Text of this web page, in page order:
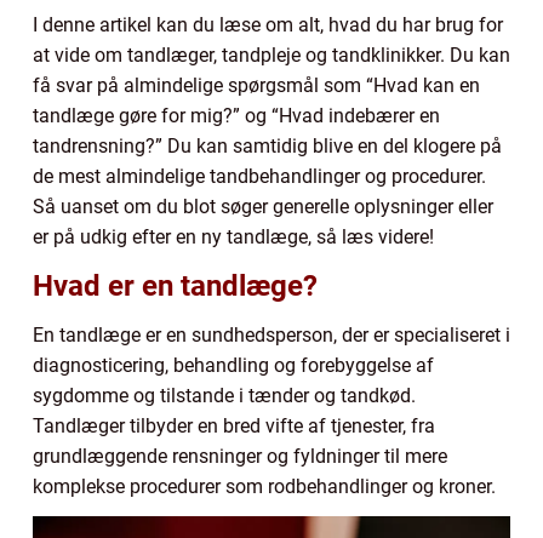
I denne artikel kan du læse om alt, hvad du har brug for
at vide om tandlæger, tandpleje og tandklinikker. Du kan
få svar på almindelige spørgsmål som “Hvad kan en
tandlæge gøre for mig?” og “Hvad indebærer en
tandrensning?” Du kan samtidig blive en del klogere på
de mest almindelige tandbehandlinger og procedurer.
Så uanset om du blot søger generelle oplysninger eller
er på udkig efter en ny tandlæge, så læs videre!
Hvad er en tandlæge?
En tandlæge er en sundhedsperson, der er specialiseret i
diagnosticering, behandling og forebyggelse af
sygdomme og tilstande i tænder og tandkød.
Tandlæger tilbyder en bred vifte af tjenester, fra
grundlæggende rensninger og fyldninger til mere
komplekse procedurer som rodbehandlinger og kroner.